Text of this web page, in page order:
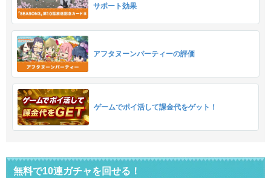
サポート効果
アフタヌーンパーティーの評価
ゲームでポイ活して課金代をゲット！
無料で10連ガチャを回せる！